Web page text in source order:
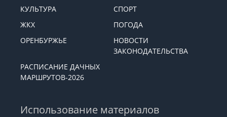
КУЛЬТУРА
СПОРТ
ЖКХ
ПОГОДА
ОРЕНБУРЖЬЕ
НОВОСТИ
ЗАКОНОДАТЕЛЬСТВА
РАСПИСАНИЕ ДАЧНЫХ
МАРШРУТОВ-2026
Использование материалов